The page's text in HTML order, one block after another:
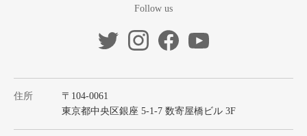
Follow us
住所
〒104-0061
東京都中央区銀座 5-1-7 数寄屋橋ビル 3F